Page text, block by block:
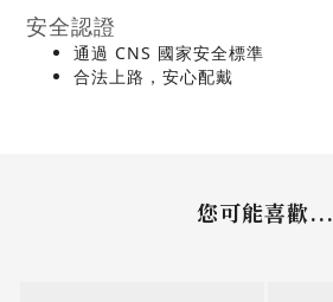
安全認證
通過 CNS 國家安全標準
合法上路，安心配戴
您可能喜歡...